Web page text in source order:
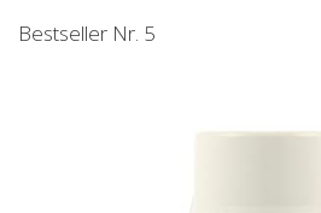
Bestseller Nr. 5